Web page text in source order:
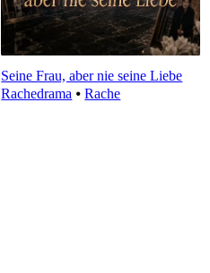
Seine Frau, aber nie seine Liebe
Rachedrama ⦁Rache